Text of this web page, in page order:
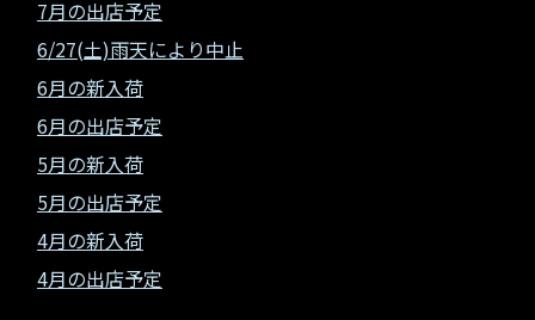
7月の出店予定
6/27(土)雨天により中止
6月の新入荷
6月の出店予定
5月の新入荷
5月の出店予定
4月の新入荷
4月の出店予定